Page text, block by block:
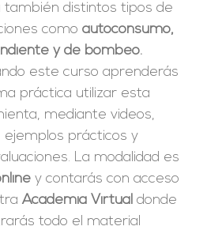
también distintos tipos de
comoautoconsumo,
y de bombeo.
este curso aprenderás
práctica utilizar esta
mediante videos,
ejemplos prácticos y
La modalidad es
y contarás con acceso
Academia Virtual donde
todo el material